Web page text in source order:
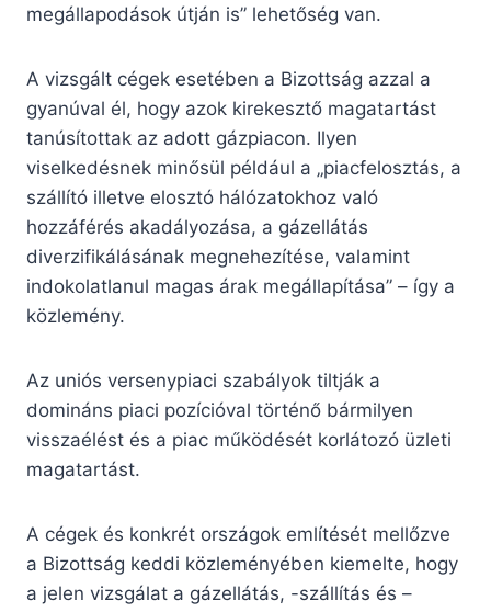
megállapodások útján is” lehetőség van.
A vizsgált cégek esetében a Bizottság azzal a
gyanúval él, hogy azok kirekesztő magatartást
tanúsítottak az adott gázpiacon. Ilyen
viselkedésnek minősül például a „piacfelosztás, a
szállító illetve elosztó hálózatokhoz való
hozzáférés akadályozása, a gázellátás
diverzifikálásának megnehezítése, valamint
indokolatlanul magas árak megállapítása” – így a
közlemény.
Az uniós versenypiaci szabályok tiltják a
domináns piaci pozícióval történő bármilyen
visszaélést és a piac működését korlátozó üzleti
magatartást.
A cégek és konkrét országok említését mellőzve
a Bizottság keddi közleményében kiemelte, hogy
a jelen vizsgálat a gázellátás, -szállítás és –